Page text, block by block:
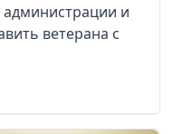
администрации и
ветерана с